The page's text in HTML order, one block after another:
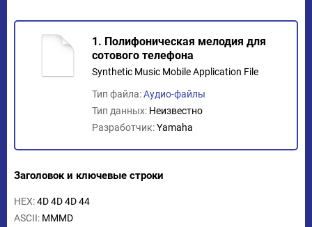
1. Полифоническая мелодия для
сотового телефона
Synthetic Music Mobile Application File
Тип файла:Аудио-файлы
Тип данных: Неизвестно
Разработчик:Yamaha
Заголовок и ключевые строки
HEX:4D 4D 4D 44
ASCII: MMMD